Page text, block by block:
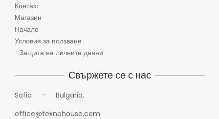
Контакт
Магазин
Начало
Условия за ползване
Защита на личните данни
Свържете се с нас
Sofia – Bulgaria,
office@texnohouse.com